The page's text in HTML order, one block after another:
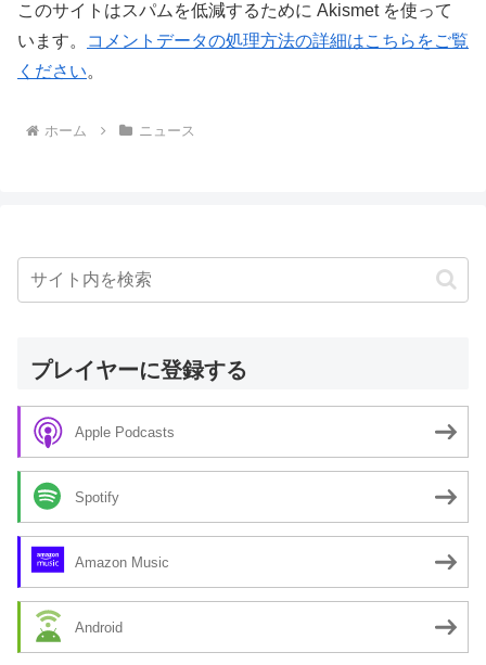
このサイトはスパムを低減するために Akismet を使って
います。
コメントデータの処理方法の詳細はこちらをご覧
ください。
ホーム ニュース
プレイヤーに登録する
Apple Podcasts
Spotify
Amazon Music
Android